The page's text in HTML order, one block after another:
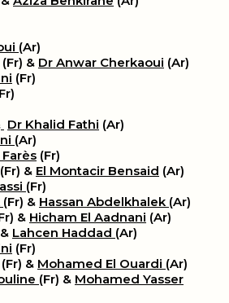
(Ar)
(Fr) & Dr Anwar Cherkaoui (Ar)
(Fr)
Dr Khalid Fathi (Ar)
(Ar)
(Fr)
(Fr) & El Montacir Bensaid (Ar)
(Fr)
(Fr) & Hassan Abdelkhalek (Ar)
& Hicham El Aadnani (Ar)
Lahcen Haddad (Ar)
(Fr)
(Fr) & Mohamed El Ouardi (Ar)
(Fr) & Mohamed Yasser